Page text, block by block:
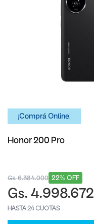
¡Comprá Online!
Honor 200 Pro
22% OFF
Gs. 6.384.000
Gs. 4.998.672
HASTA 24 CUOTAS